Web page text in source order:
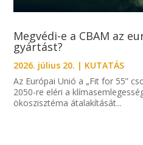
Megvédi-e a CBAM az
gyártást?
2026. július 20. | KUTATÁS
Az Európai Unió a „Fit for 55”
2050-re eléri a
ökoszisztéma átalakítását...